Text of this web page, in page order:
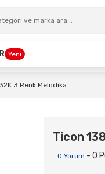
Yeni
3 Renk Melodika
Ticon
0 Yorum - 0